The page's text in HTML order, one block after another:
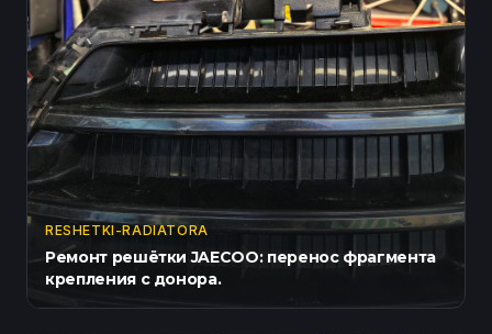
RESHETKI-RADIATORA
Ремонт решётки JAECOO: перенос фрагмента
крепления с донора.